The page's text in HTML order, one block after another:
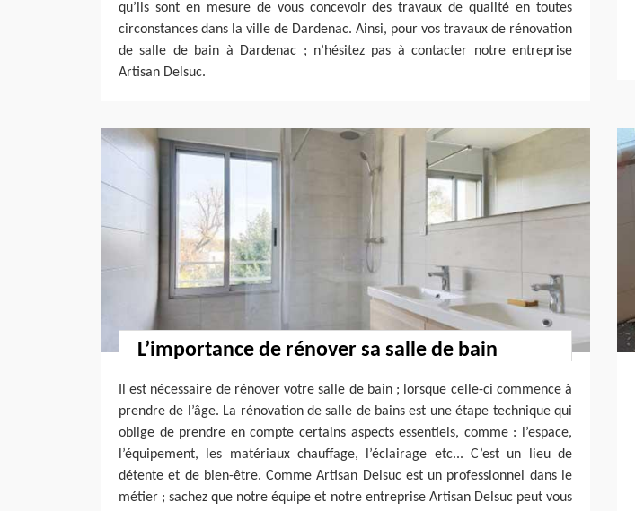
qu’ils sont en mesure de vous concevoir des travaux de qualité en toutes
circonstances dans la ville de Dardenac. Ainsi, pour vos travaux de rénovation
de salle de bain à Dardenac ; n’hésitez pas à contacter notre entreprise
Artisan Delsuc.
L’importance de rénover sa salle de bain
Il est nécessaire de rénover votre salle de bain ; lorsque celle-ci commence à
prendre de l’âge. La rénovation de salle de bains est une étape technique qui
oblige de prendre en compte certains aspects essentiels, comme : l’espace,
l’équipement, les matériaux chauffage, l’éclairage etc... C’est un lieu de
détente et de bien-être. Comme Artisan Delsuc est un professionnel dans le
métier ; sachez que notre équipe et notre entreprise Artisan Delsuc peut vous